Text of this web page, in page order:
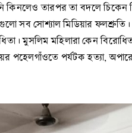
কিনলেও তারপর তা বদলে চিকেন
সব সোশ্যাল মিডিয়ার
মুসলিম মহিলারা কেন
পহেলগাঁওতে পর্যটক হত্যা,